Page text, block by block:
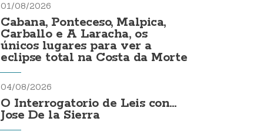
01/08/2026
Cabana, Ponteceso, Malpica,
Carballo e A Laracha, os
únicos lugares para ver a
eclipse total na Costa da Morte
04/08/2026
O Interrogatorio de Leis con...
Jose De la Sierra